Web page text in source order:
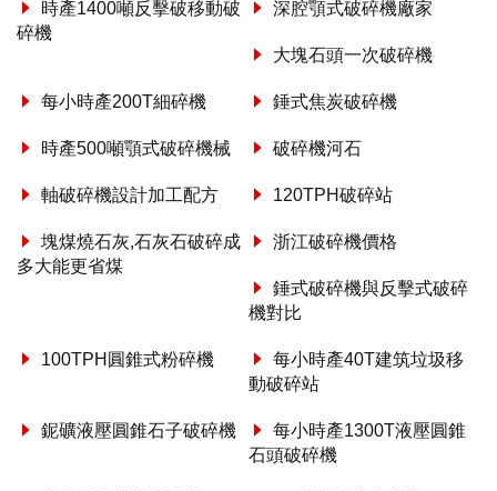
時產1400噸反擊破移動破
碎機
深腔顎式破碎機廠家
大塊石頭一次破碎機
每小時產200T細碎機 錘式焦炭破碎機
時產500噸顎式破碎機械 破碎機河石
軸破碎機設計加工配方 120TPH破碎站
塊煤燒石灰,石灰石破碎成
多大能更省煤
浙江破碎機價格
錘式破碎機與反擊式破碎
機對比
100TPH圓錐式粉碎機
每小時產40T建筑垃圾移
動破碎站
鈮礦液壓圓錐石子破碎機
每小時產1300T液壓圓錐
石頭破碎機